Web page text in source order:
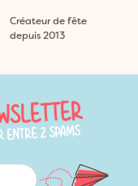
Créateur de fête
depuis 2013
ENTRE 2 SPAMS